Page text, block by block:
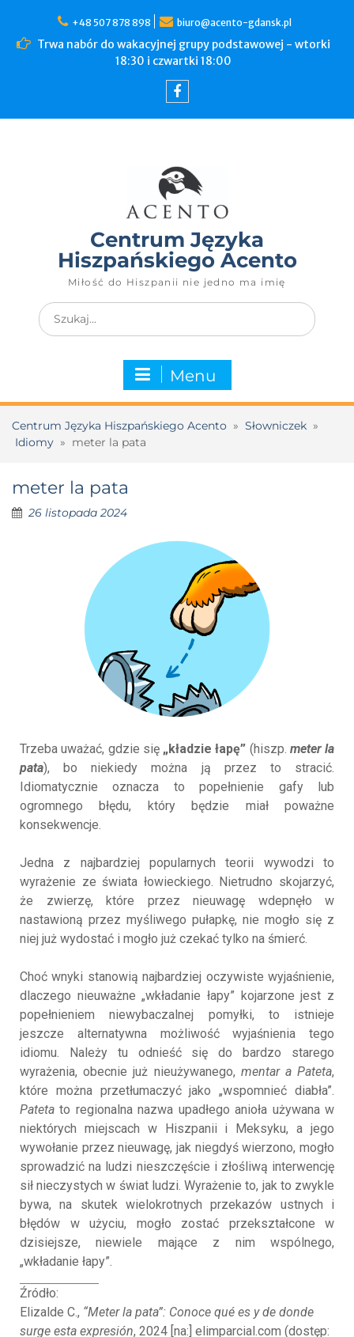
+48 507 878 898 biuro@acento-gdansk.pl
Trwa nabór do wakacyjnej grupy podstawowej - wtorki
18:30 i czwartki 18:00
Centrum Języka
Hiszpańskiego Acento
Miłość do Hiszpanii nie jedno ma imię
Menu
Centrum Języka Hiszpańskiego Acento » Słowniczek »
Idiomy » meter la pata
meter la pata
26 listopada 2024
Trzeba uważać, gdzie się „kładzie łapę” (hiszp. meter la
pata), bo niekiedy można ją przez to stracić.
Idiomatycznie oznacza to popełnienie gafy lub
ogromnego błędu, który będzie miał poważne
konsekwencje.
Jedna z najbardziej popularnych teorii wywodzi to
wyrażenie ze świata łowieckiego. Nietrudno skojarzyć,
że zwierzę, które przez nieuwagę wdepnęło w
nastawioną przez myśliwego pułapkę, nie mogło się z
niej już wydostać i mogło już czekać tylko na śmierć.
Choć wnyki stanowią najbardziej oczywiste wyjaśnienie,
dlaczego nieuważne „wkładanie łapy” kojarzone jest z
popełnieniem niewybaczalnej pomyłki, to istnieje
jeszcze alternatywna możliwość wyjaśnienia tego
idiomu. Należy tu odnieść się do bardzo starego
wyrażenia, obecnie już nieużywanego, mentar a Pateta,
które można przetłumaczyć jako „wspomnieć diabła”.
Pateta to regionalna nazwa upadłego anioła używana w
niektórych miejscach w Hiszpanii i Meksyku, a jego
wywołanie przez nieuwagę, jak niegdyś wierzono, mogło
sprowadzić na ludzi nieszczęście i złośliwą interwencję
sił nieczystych w świat ludzi. Wyrażenie to, jak to zwykle
bywa, na skutek wielokrotnych przekazów ustnych i
błędów w użyciu, mogło zostać przekształcone w
dzisiejsze, niewiele mające z nim wspólnego,
„wkładanie łapy”.
Źródło:
Elizalde C., “Meter la pata”: Conoce qué es y de donde
surge esta expresión, 2024 [na:] elimparcial.com (dostęp: